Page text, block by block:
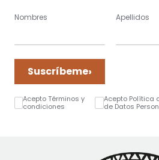
Nombres Apellidos
Suscríbeme›
Acepto Términos y
condiciones
Acepto Política
de Datos